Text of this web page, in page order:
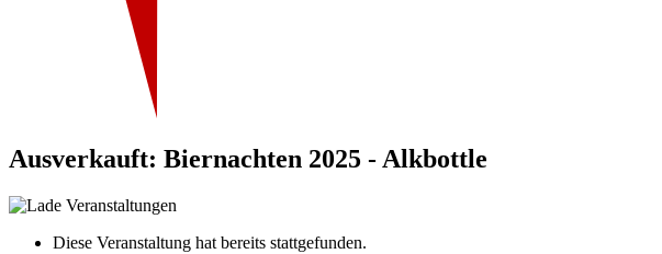
Ausverkauft: Biernachten 2025 - Alkbottle
Diese Veranstaltung hat bereits stattgefunden.